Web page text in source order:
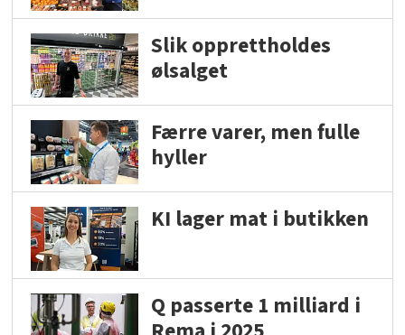
Slik opprettholdes
ølsalget
Færre varer, men fulle
hyller
KI lager mat i butikken
Q passerte 1 milliard i